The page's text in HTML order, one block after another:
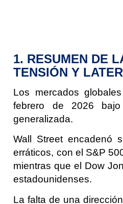
1. RESUMEN DE
TENSIÓN Y
Los mercados
febrero de 2026
generalizada.
Wall Street encadenó
erráticos, con el S&P
mientras que el Dow
estadounidenses.
La falta de una